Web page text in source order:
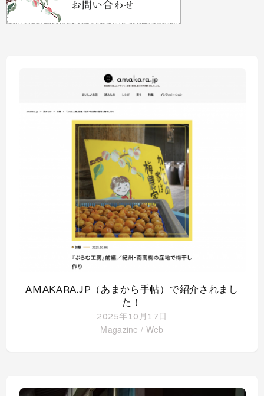
AMAKARA.JP（あまから手帖）で紹介されまし
た！
2025年10月17日
Magazine / Web